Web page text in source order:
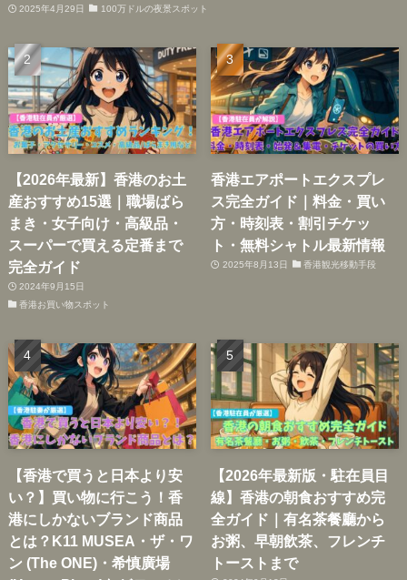
2025年4月29日 100万ドルの夜景スポット
【2026年最新】香港のお土
産おすすめ15選｜職場ばら
まき・女子向け・高級品・
スーパーで買える定番まで
完全ガイド
2024年9月15日
香港お買い物スポット
香港エアポートエクスプレ
ス完全ガイド｜料金・買い
方・時刻表・割引チケッ
ト・無料シャトル最新情報
2025年8月13日 香港観光移動手段
【香港で買うと日本より安
い？】買い物に行こう！香
港にしかないブランド商品
とは？K11 MUSEA・ザ・ワ
ン (The ONE)・希慎廣場
【2026年最新版・駐在員目
線】香港の朝食おすすめ完
全ガイド｜有名茶餐廳から
お粥、早朝飲茶、フレンチ
トーストまで